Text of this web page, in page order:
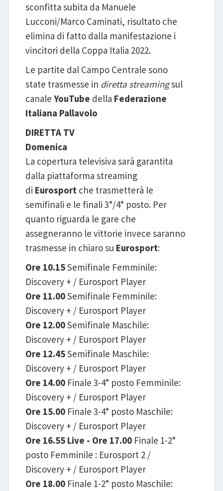
sconfitta subita da Manuele
Lucconi/Marco Caminati, risultato che
elimina di fatto dalla manifestazione i
vincitori della Coppa Italia 2022.
Le partite dal Campo Centrale sono
state trasmesse in diretta streamingsul
canale YouTube della Federazione
Italiana Pallavolo
DIRETTA TV
Domenica
La copertura televisiva sarà garantita
dalla piattaforma streaming
di Eurosport che trasmetterà le
semifinali e le finali 3°/4° posto. Per
quanto riguarda le gare che
assegneranno le vittorie invece saranno
trasmesse in chiaro su Eurosport:
Ore 10.15Semifinale Femminile:
Discovery + / Eurosport Player
Ore 11.00Semifinale Femminile:
Discovery + / Eurosport Player
Ore 12.00Semifinale Maschile:
Discovery + / Eurosport Player
Ore 12.45Semifinale Maschile:
Discovery + / Eurosport Player
Ore 14.00Finale 3-4° posto Femminile:
Discovery + / Eurosport Player
Ore 15.00Finale 3-4° posto Maschile:
Discovery + / Eurosport Player
Ore 16.55 Live - Ore 17.00Finale 1-2°
posto Femminile : Eurosport 2 /
Discovery + / Eurosport Player
Ore 18.00Finale 1-2° posto Maschile: